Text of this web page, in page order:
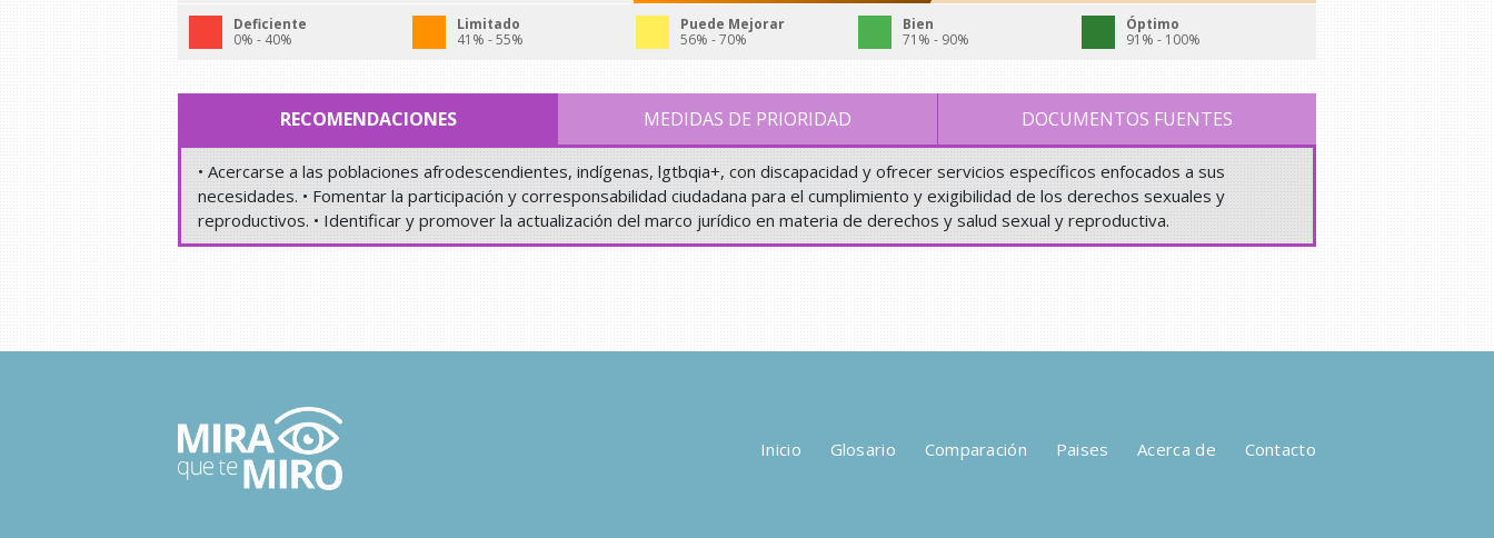
Deficiente
0% - 40%
Limitado
41% - 55%
Puede Mejorar
56% - 70%
Bien
71% - 90%
Óptimo
91% - 100%
RECOMENDACIONES MEDIDAS DE PRIORIDAD DOCUMENTOS FUENTES
• Acercarse a las poblaciones afrodescendientes, indígenas, lgtbqia+, con discapacidad y ofrecer servicios específicos enfocados a sus
necesidades. • Fomentar la participación y corresponsabilidad ciudadana para el cumplimiento y exigibilidad de los derechos sexuales y
reproductivos. • Identificar y promover la actualización del marco jurídico en materia de derechos y salud sexual y reproductiva.
Inicio Glosario Comparación Paises Acerca de Contacto